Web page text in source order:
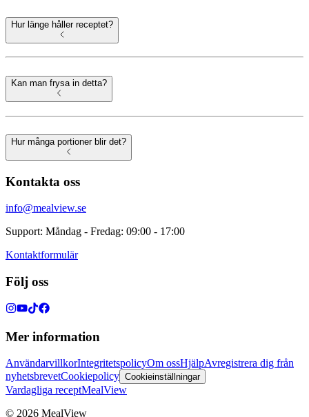
Hur länge håller receptet?
Kan man frysa in detta?
Hur många portioner blir det?
Kontakta oss
info@mealview.se
Support: Måndag - Fredag: 09:00 - 17:00
Kontaktformulär
Följ oss
Mer information
AnvändarvillkorIntegritetspolicyOm ossHjälpAvregistrera dig från
nyhetsbrevetCookiepolicy Cookieinställningar
Vardagliga receptMealView
© 2026 MealView